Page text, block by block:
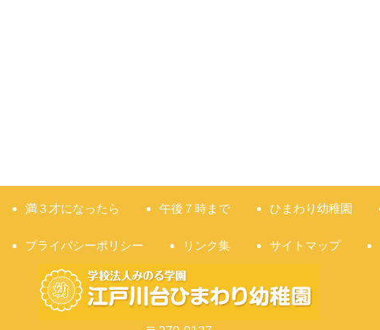
満３才になったら 午後７時まで ひまわり幼稚園
プライバシーポリシー リンク集 サイトマップ